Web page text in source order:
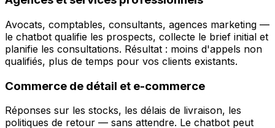
Avocats, comptables, consultants, agences marketing —
le chatbot qualifie les prospects, collecte le brief initial et
planifie les consultations. Résultat : moins d'appels non
qualifiés, plus de temps pour vos clients existants.
Commerce de détail et e-commerce
Réponses sur les stocks, les délais de livraison, les
politiques de retour — sans attendre. Le chatbot peut